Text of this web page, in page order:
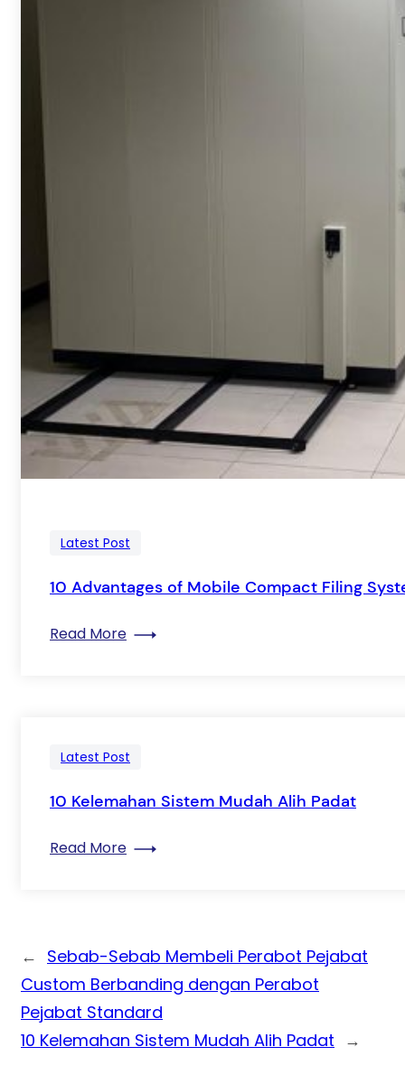
Latest Post
10 Advantages of Mobile Compact Filing
Read More: 10 Advantages of Mobile Compact
Latest Post
10 Kelemahan Sistem Mudah Alih Padat
Read More: 10 Kelemahan Sistem Mudah Alih
← Sebab-Sebab Membeli Perabot Pejabat
Custom Berbanding dengan Perabot
Pejabat Standard
10 Kelemahan Sistem Mudah Alih Padat →